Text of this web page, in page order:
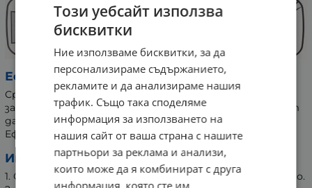
Ефективен:
Сребърните рибки преминават през лепкавия капан:
залепват се, без да оставят миризма и ви позволяват
да контролирате разпространението им.
Ефективен срещу хлебарки.
Инструкции за употреба:
1. Отворете капана и отстранете защитното фолио.
Този уебсайт използва
бисквитки
Ние използваме бисквитки, за да
персонализираме съдържанието,
рекламите и да анализираме нашия
трафик. Също така споделяме
информация за използването на
нашия сайт от ваша страна с нашите
партньори за реклама и анализи,
които може да я комбинират с друга
информация, която сте им